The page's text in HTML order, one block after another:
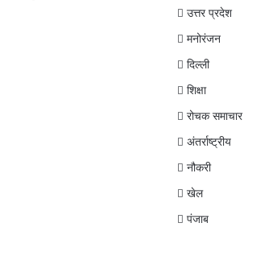
उत्तर प्रदेश
मनोरंजन
दिल्ली
शिक्षा
रोचक समाचार
अंतर्राष्ट्रीय
नौकरी
खेल
पंजाब